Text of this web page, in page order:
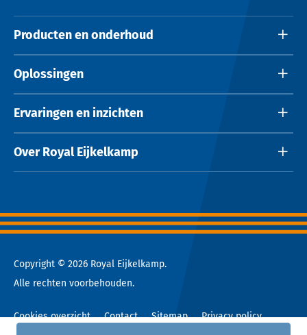
Producten en onderhoud
Oplossingen
Ervaringen en inzichten
Over Royal Eijkelkamp
Copyright © 2026 Royal Eijkelkamp.
Alle rechten voorbehouden.
Cookies overzicht Contact Sitemap
Privacy policy